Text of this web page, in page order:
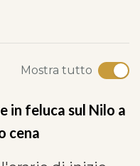
Mostra tutto
in feluca sul Nilo a
cena